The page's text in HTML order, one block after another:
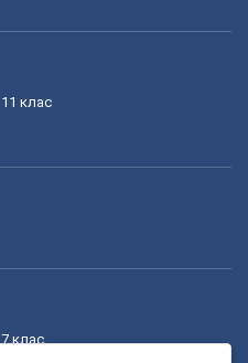
11 клас
7 клас